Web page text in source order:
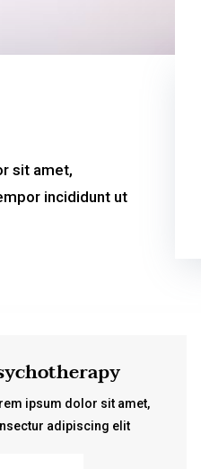
sit amet,
incididunt ut
ipsum dolor sit amet,
adipiscing elit